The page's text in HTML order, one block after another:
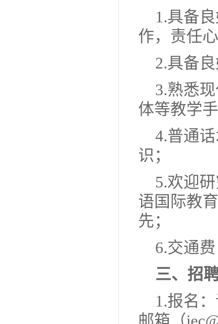
1.具备
作，责任
2.具备
3.熟悉
体等教学
4.普通
识；
5.欢迎
语国际教
先；
6.交通
三、招
1.报名